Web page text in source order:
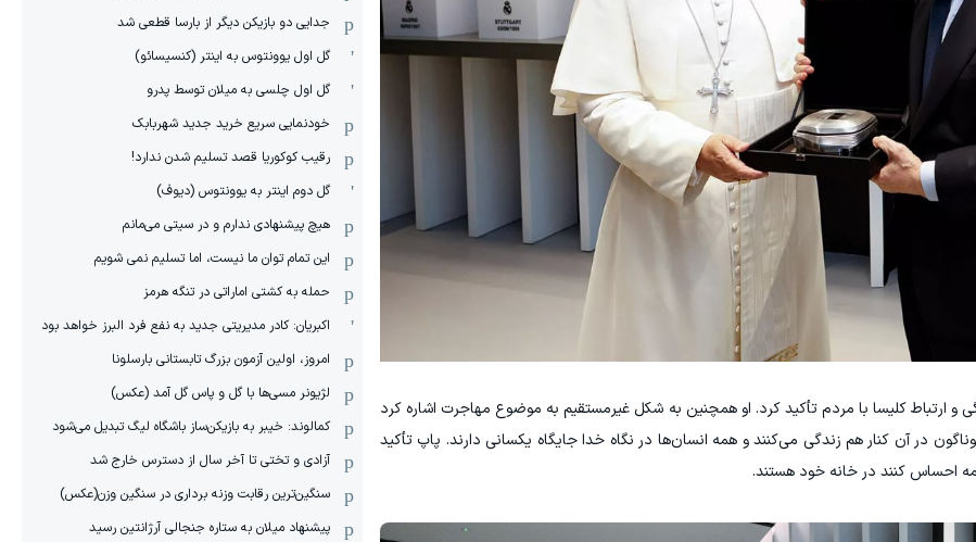
و ارتباط کلیسا با مردم تأکید کرد. او همچنین به شکل غیرمستقیم به موضوع مهاجرت اشاره کرد
در آن کنار هم زندگی می‌کنند و همه انسان‌ها در نگاه خدا جایگاه یکسانی دارند. پاپ تأکید
احساس کنند در خانه خود هستند.
جدایی دو بازیکن دیگر از بارسا قطعی شد
گل اول یوونتوس به اینتر (کنسیسائو)
گل اول چلسی به میلان توسط پدرو
خودنمایی سریع خرید جدید شهربابک
رقیب کوکوریا قصد تسلیم شدن ندارد!
گل دوم اینتر به یوونتوس (دیوف)
هیچ پیشنهادی ندارم و در سیتی می‌مانم
این تمام توان ما نیست، اما تسلیم نمی شویم
حمله به کشتی اماراتی در تنگه هرمز
اکبریان: کادر مدیریتی جدید به نفع فرد البرز خواهد بود
امروز، اولین آزمون بزرگ تابستانی بارسلونا
لژیونر مسی‌ها با گل و پاس گل آمد (عکس)
کمالوند: خیبر به بازیکن‌ساز باشگاه لیگ تبدیل می‌شود
آزادی و تختی تا آخر سال از دسترس خارج شد
سنگین‌ترین رقابت وزنه برداری در سنگین وزن(عکس)
پیشنهاد میلان به ستاره جنجالی آرژانتین رسید